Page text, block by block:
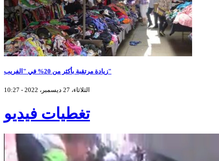
زيادة مرتقبة بأكثر من 20% في "الفريب"
الثلاثاء، 27 ديسمبر، 2022 - 10:27
تغطيات فيديو